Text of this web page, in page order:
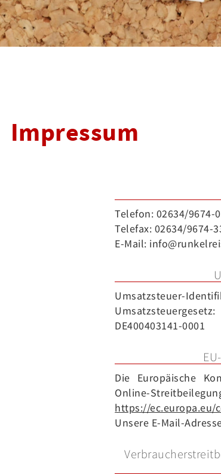
Impressum
Telefon: 02634/9674-0
Telefax: 02634/9674-
E-Mail:
Umsatzsteuer-
Umsatzsteuergesetz:
DE400403141-0001
Die Europäische
Online-
https://ec.europa.eu/
Unsere E-Mail-